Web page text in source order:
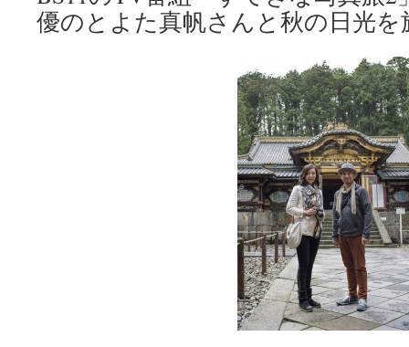
ス
優のとよた真帆さんと秋の日光